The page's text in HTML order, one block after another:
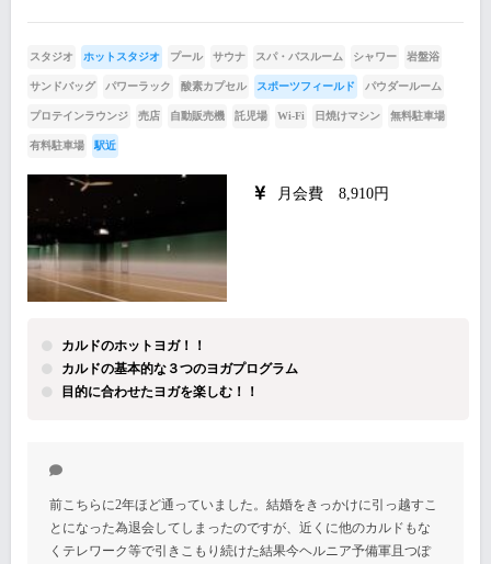
スタジオ ホットスタジオ プール サウナ スパ・バスルーム シャワー 岩盤浴
サンドバッグ パワーラック 酸素カプセル スポーツフィールド パウダールーム
プロテインラウンジ 売店 自動販売機 託児場 Wi-Fi 日焼けマシン 無料駐車場
有料駐車場 駅近
月会費 8,910円
カルドのホットヨガ！！
カルドの基本的な３つのヨガプログラム
目的に合わせたヨガを楽しむ！！
前こちらに2年ほど通っていました。結婚をきっかけに引っ越すこ
とになった為退会してしまったのですが、近くに他のカルドもな
くテレワーク等で引きこもり続けた結果今ヘルニア予備軍且つぽ